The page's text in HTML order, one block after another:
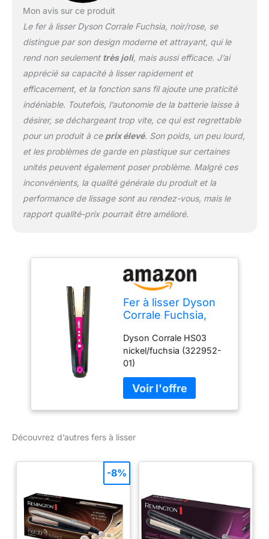
Mon avis sur ce produit
Le fer à lisser Dyson Corrale Fuchsia, noir/rose, se
distingue par son design moderne et attrayant, qui le
rend non seulement très joli, mais aussi efficace. J’ai
apprécié sa capacité à lisser rapidement et
efficacement, et la fonction sans fil ajoute une praticité
indéniable. Toutefois, l’autonomie de la batterie laisse à
désirer, se déchargeant trop vite, ce qui est regrettable
pour un produit à ce prix élevé. Son poids, un peu lourd,
et les problèmes de garde en plastique sur certaines
unités peuvent également poser problème. Malgré ces
inconvénients, la qualité générale du produit et la
performance de lissage sont au rendez-vous, mais le
rapport qualité-prix pourrait être amélioré.
Fer à lisser Dyson
Corrale Fuchsia,
Dyson Corrale HS03
nickel/fuchsia (322952-
01)
Découvrez d’autres fers à lisser
-8%